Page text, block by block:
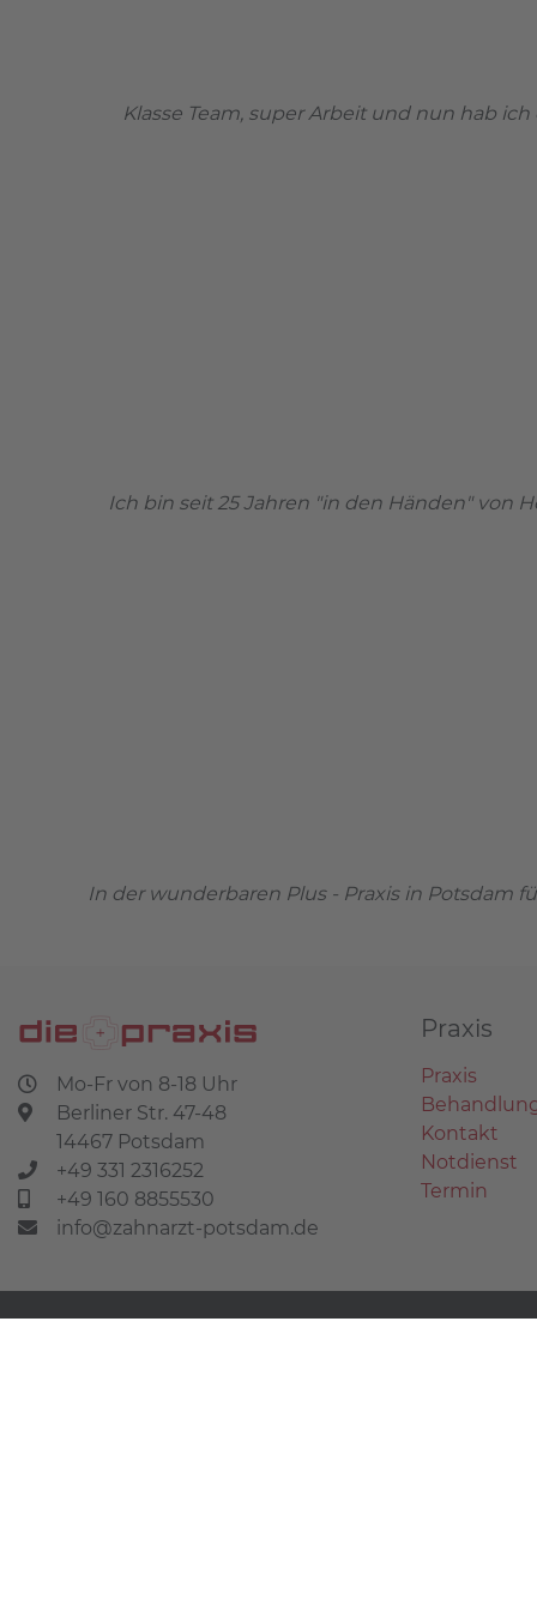
Klasse Team, super Arbeit und nun hab
Ich bin seit 25 Jahren "in den Händen" von
In der wunderbaren Plus - Praxis in Potsdam
Mo-Fr von 8-18 Uhr
Berliner Str. 47-48
14467 Potsdam
+49 331 2316252
+49 160 8855530
info@zahnarzt-potsdam.de
Praxis
Praxis
Kontakt
Notdienst
Termin